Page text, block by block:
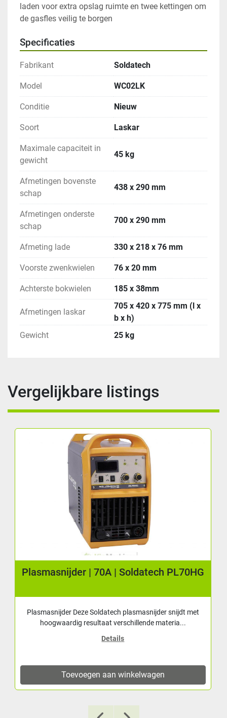
laden voor extra opslag ruimte en twee kettingen om
Specificaties
Fabrikant Soldatech
Model WC02LK
Conditie Nieuw
Soort Laskar
Maximale capaciteit in
gewicht
45 kg
Afmetingen bovenste
schap
438 x 290 mm
Afmetingen onderste
schap
700 x 290 mm
Afmeting lade 330 x 218 x 76 mm
Voorste zwenkwielen 76 x 20 mm
Achterste bokwielen 185 x 38mm
Afmetingen laskar
705 x 420 x 775 mm (l x
b x h)
Gewicht
25 kg
Vergelijkbare listings
Plasmasnijder | 70A | Soldatech PL70HG
Plasmasnijder Deze Soldatech plasmasnijder snijdt met
hoogwaardig resultaat verschillende materia...
Details
Toevoegen aan winkelwagen